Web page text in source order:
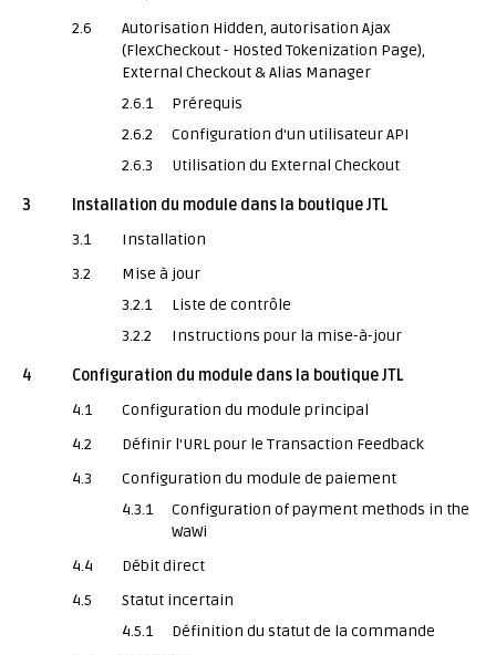
2.6
Autorisation Hidden, autorisation Ajax
(FlexCheckout - Hosted Tokenization Page),
External Checkout & Alias Manager
2.6.1
Prérequis
2.6.2
Configuration d'un utilisateur API
2.6.3
Utilisation du External Checkout
3
Installation du module dans la boutique JTL
3.1
Installation
3.2
Mise à jour
3.2.1
Liste de contrôle
3.2.2
Instructions pour la mise-à-jour
4
Configuration du module dans la boutique JTL
4.1
Configuration du module principal
4.2
Définir l'URL pour le Transaction Feedback
4.3
Configuration du module de paiement
4.3.1
Configuration of payment methods in the
WaWi
4.4
Débit direct
4.5
Statut incertain
4.5.1
Définition du statut de la commande